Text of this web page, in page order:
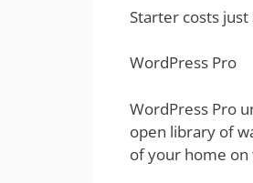
Starter costs
WordPress Pro
WordPress Pro
open library of
of your home